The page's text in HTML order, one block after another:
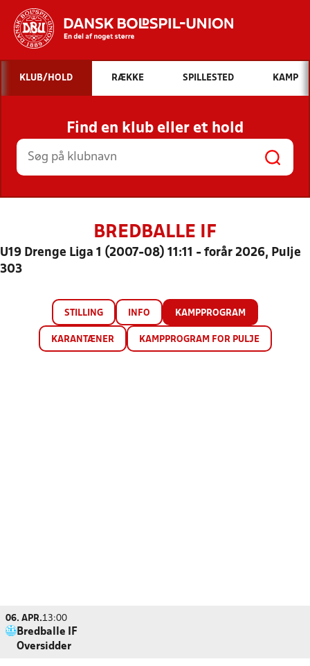
Hvad vil du søge efter?
INDHOLD OG NYHEDER
STILLINGER, RESULTATER, KLUBBER OG
HOLD
KLUB/HOLD RÆKKE SPILLESTED KAMP
Find en klub eller et hold
BREDBALLE IF
U19 Drenge Liga 1 (2007-08) 11:11 - forår 2026, Pulje
303
STILLING INFO KAMPPROGRAM
KARANTÆNER KAMPPROGRAM FOR PULJE
06. APR.13:00
Bredballe IF
Oversidder